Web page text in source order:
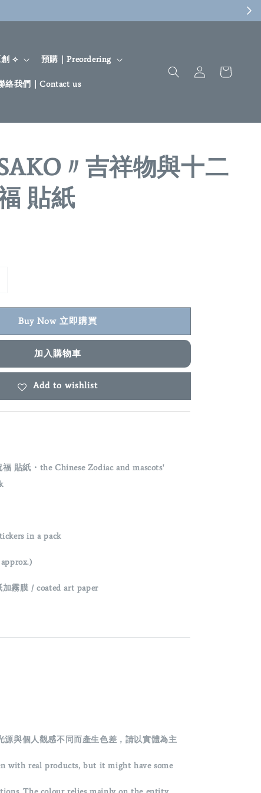
⟡ 預購｜Preordering
絡我們｜Contact us
〃吉祥物與十二
貼紙
Buy Now 立即購買
加入購物車
Add to wishlist
貼紙・ the Chinese Zodiac and mascots'
in a pack
approx.)
霧膜 / coated art paper
與個人觀感不同而產生色差，請以實體為主
with real products, but it might have some